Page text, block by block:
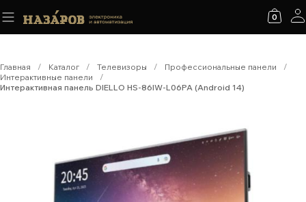
0
Главная / Каталог / Телевизоры / Профессиональные панели
/
Интерактивные панели
/
Интерактивная панель DIELLO HS-86IW-L06PA (Android 14)